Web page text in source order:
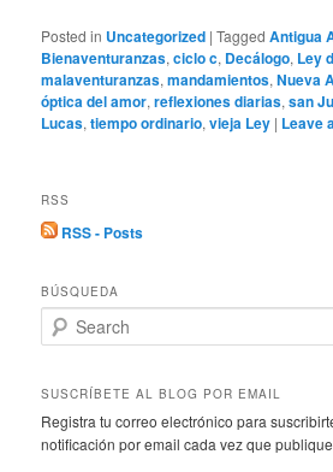
Posted in Uncategorized |Tagged Antigua
Bienaventuranzas,ciclo c, Decálogo, Ley
malaventuranzas,mandamientos,Nueva
óptica del amor,reflexiones diarias,san
Lucas,tiempo ordinario,vieja Ley | Leave
RSS
RSS - Posts
BÚSQUEDA
e
r
h
SUSCRÍBETE AL BLOG POR EMAIL
Registra tu correo electrónico para
notificación por email cada vez que